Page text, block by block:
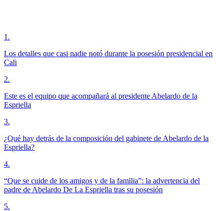
1 .
Los detalles que casi nadie notó durante la posesión presidencial en
Cali
2.
Este es el equipo que acompañará al presidente Abelardo de la
Espriella
3.
¿Qué hay detrás de la composición del gabinete de Abelardo de la
Espriella?
4.
“Que se cuide de los amigos y de la familia”: la advertencia del
padre de Abelardo De La Espriella tras su posesión
5.